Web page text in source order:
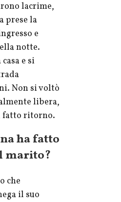
lacrime,
prese la
e
notte.
e si
Non si voltò
libera,
fatto ritorno.
ha fatto
marito?
che
il suo